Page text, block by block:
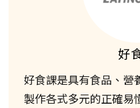
好
好食課是具有食品、營
製作各式多元的正確易